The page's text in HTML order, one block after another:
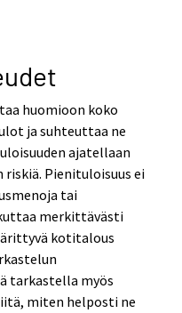
huomioon koko
ja suhteuttaa ne
ajatellaan
riskiä. Pienituloisuus ei
tai
merkittävästi
kotitalous
tarkastella myös
miten helposti ne